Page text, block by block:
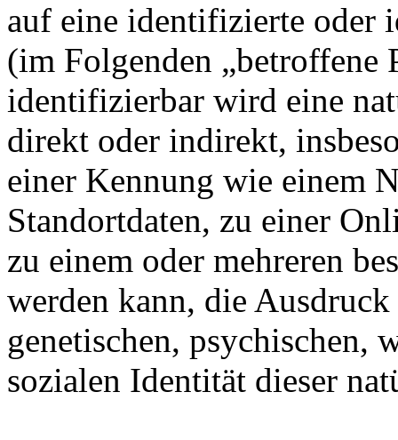
auf eine identifizierte oder
(im Folgenden „betroffene
identifizierbar wird eine
direkt oder indirekt,
einer Kennung wie einem
Standortdaten, zu einer
zu einem oder mehreren
werden kann, die
genetischen, psychischen,
sozialen Identität dieser